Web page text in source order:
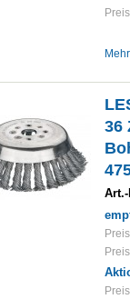
36
Art.-